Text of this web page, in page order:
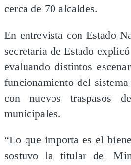
cerca de 70 alcaldes.
En entrevista con Estado
secretaria de Estado
evaluando distintos
funcionamiento del
con nuevos traspasos
municipales.
“Lo que importa es el
sostuvo la titular del